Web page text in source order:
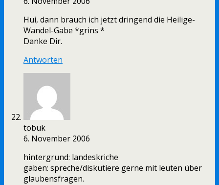
Hui, dann brauch ich jetzt dringend die Heilige-
Wandel-Gabe *grins *
Danke Dir.
Antworten
tobuk
6. November 2006
hintergrund: landeskriche
gaben: spreche/diskutiere gerne mit leuten über
glaubensfragen.